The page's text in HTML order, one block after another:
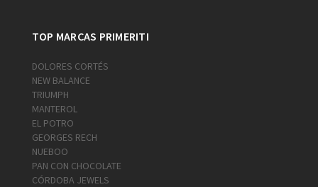
TOP MARCAS PRIMERITI
DOLORES CORTÉS
NEW BALANCE
TRIUMPH
MANTEROL
EL POTRO
GEORGES RECH
NUEBOO
PAN CON CHOCOLATE
CÓRDOBA JEWELS